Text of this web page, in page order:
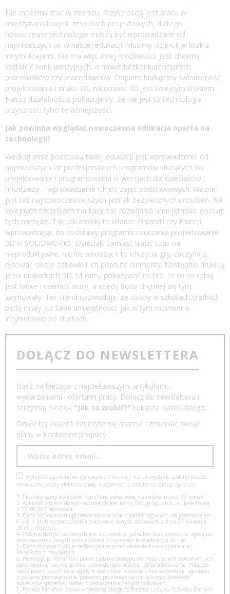
Nie możemy stać w miejscu. Przyszłością jest praca w
międzynarodowych zespołach projektowych, dlatego
nowoczesne technologie muszą być wprowadzane od
najmłodszych lat w naszej edukacji. Musimy iść krok w krok z
innymi krajami. Nie ma więc innej możliwości, jeśli chcemy
kształcić konkurencyjnych, a nawet bezkonkurencyjnych
pracowników czy pracodawców. Dopiero budujemy świadomość
projektowania i druku 3D, natomiast 4D jest kolejnym krokiem.
Naszą działalnością pokazujemy, że nie jest to technologia
przyszłości tylko teraźniejszości.
Jak powinna wyglądać nowoczesna edukacja oparta na
technologii?
Według mnie podstawą takiej edukacji jest wprowadzenie od
najmłodszych lat profesjonalnych programów służących do
projektowanie i programowania w wersjach dla dzieciaków i
młodzieży – wprowadzenie ich do zajęć podstawowych. Ważne
jest też najnowocześniejszych jednak bezpiecznych urządzeń. Na
kolejnych szczeblach edukacji zaś rozwijania umiejętności obsługi
tych narzędzi. Tak jak zrobiły to władze Finlandii czy Francji,
wprowadzając do podstawy programu nauczania projektowanie
3D w SOLIDWORKS. Dzieciaki zamiast tracić czas na
nieproduktywne, nic nie wnoszące to ich życia gry, zaczynają
rysować swoje zabawki i ich popsute elementy. Następnie drukują
je na drukarkach 3D. Musimy pokazywać im też, że to co robią
jest łatwe i czemuś służy, a wtedy będą chętniej się tym
zajmowały. Ten trend spowoduje, że osoby w szkołach średnich
będą miały już takie umiejętności, jak w tym momencie
inżynierowie po studiach.
DOŁĄCZ DO NEWSLETTERA
Bądź na bieżąco z najciekawszymi artykułami,
wydarzeniami i ofertami pracy. Dołącz do newslettera i
otrzymaj e-book "Jak to zrobić?" Łukasza Kalicińskiego.
Dzięki tej książce nauczysz się marzyć i zmieniać swoje
plany w konkretne projekty.
Wyrażam zgodę na otrzymywanie informacji handlowych na podany przeze
mnie adres poczty elektronicznej, wysyłanych przez Kerris Group Sp. z o.o.
1. Przetwarzamy wyłącznie Pani/Pana adres imię, nazwisko, numer IP, e-mail.
2. Administratorem danych osobowych jest Kerris Group Sp. z o.o., al. Jana Pawła
II 27, 00-867 Warszawa.
3. Dane osobowe będą przetwarzane w celach marketingowych, na podstawie art.
6 ust. 1 lit. f) rozporządzenia o ochronie danych osobowych z dnia 27 kwietnia
2016 r. (RODO).
4. Podanie danych osobowych jest dobrowolne, jednakże brak wyrażenia zgody na
przetwarzanie danych uniemożliwia otrzymywanie wiadomości od nas.
5. Dane osobowe będą przechowywane przez okres do dnia wypisania się
Pani/Pana z newslettera.
6. Przysługuje Panu/Pani prawo żądania dostępu do treści danych osobowych, ich
sprostowania, usunięcia oraz prawo do ograniczenia ich przetwarzania. Ponadto
także prawo do cofnięcia zgody w dowolnym momencie bez wpływu na zgodność
z prawem przetwarzania, prawo do przenoszenia danych oraz prawo do
wniesienia sprzeciwu wobec przetwarzania danych osobowych,
7. Posiada Pan/Pani prawo wniesienia skargi do Prezesa Urzędu Ochrony Danych